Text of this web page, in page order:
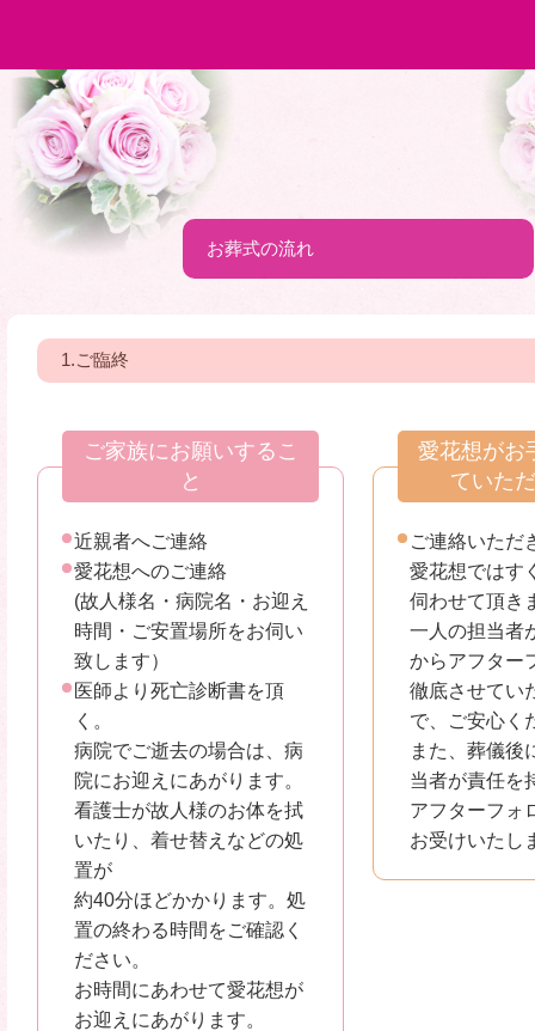
お葬式の流れ
1.ご臨終
ご家族にお願いするこ
と
近親者へご連絡
愛花想へのご連絡
(故人様名・病院名・お迎え
時間・ご安置場所をお伺い
致します）
医師より死亡診断書を頂
く。
病院でご逝去の場合は、病
院にお迎えにあがります。
看護士が故人様のお体を拭
いたり、着せ替えなどの処
置が
約40分ほどかかります。処
置の終わる時間をご確認く
ださい。
お時間にあわせて愛花想が
お迎えにあがります。
愛花想がお
ていた
ご連絡いただ
愛花想ではす
伺わせて頂き
一人の担当者
からアフター
徹底させてい
で、ご安心く
また、葬儀後
当者が責任を
アフターフォ
お受けいたし